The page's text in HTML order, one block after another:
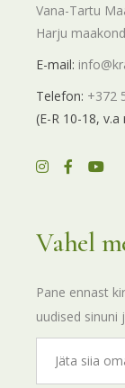
Vana-Tartu
Harju maakond
E-mail:
Telefon: +372
(E-R 10-18,
Vahel
Pane ennast
uudised sinuni